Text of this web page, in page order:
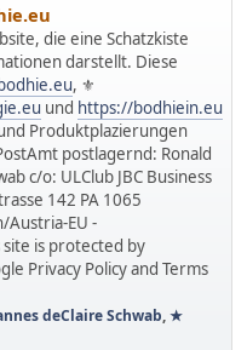
die eine Schatzkiste
darstellt. Diese
, ⚜
und https://bodhiein.eu
Produktplazierungen
postlagernd: Ronald
c/o: ULClub JBC Business
142 PA 1065
Austria-EU -
site is protected by
Privacy Policy and Terms
deClaire Schwab,★